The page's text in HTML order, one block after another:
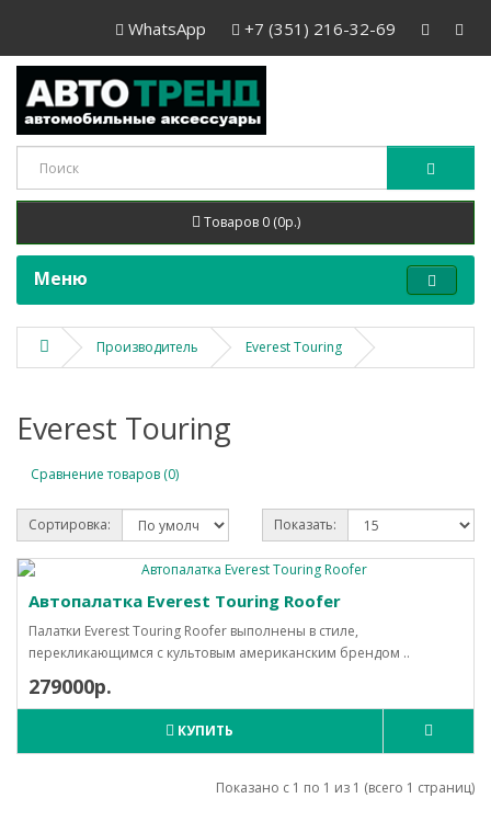
WhatsApp +7 (351) 216-32-69
Товаров 0 (0р.)
Меню
Производитель Everest Touring
Everest Touring
Сравнение товаров (0)
Сортировка: Показать:
Автопалатка Everest Touring Roofer
Палатки Everest Touring Roofer выполнены в стиле,
перекликающимся с культовым американским брендом ..
279000р.
КУПИТЬ
Показано с 1 по 1 из 1 (всего 1 страниц)